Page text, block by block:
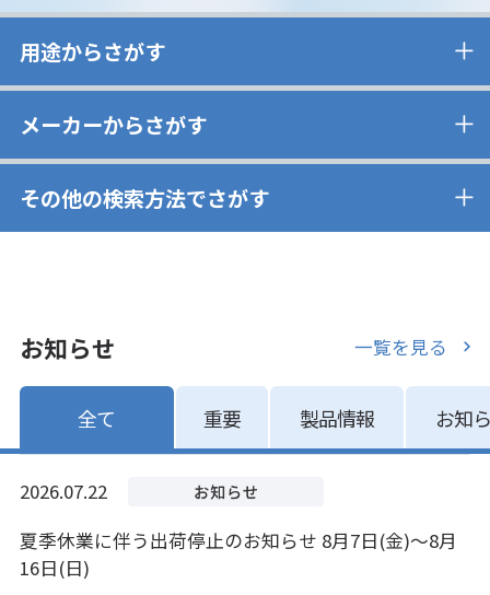
用途からさがす
メーカーからさがす
その他の検索方法でさがす
お知らせ 一覧を見る
全て 重要 製品情報 お知
2026.07.22
夏季休業に伴う出荷停止のお知らせ 8月7日(金)～8月
16日(日)